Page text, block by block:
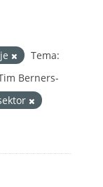
Tema:
Berners-